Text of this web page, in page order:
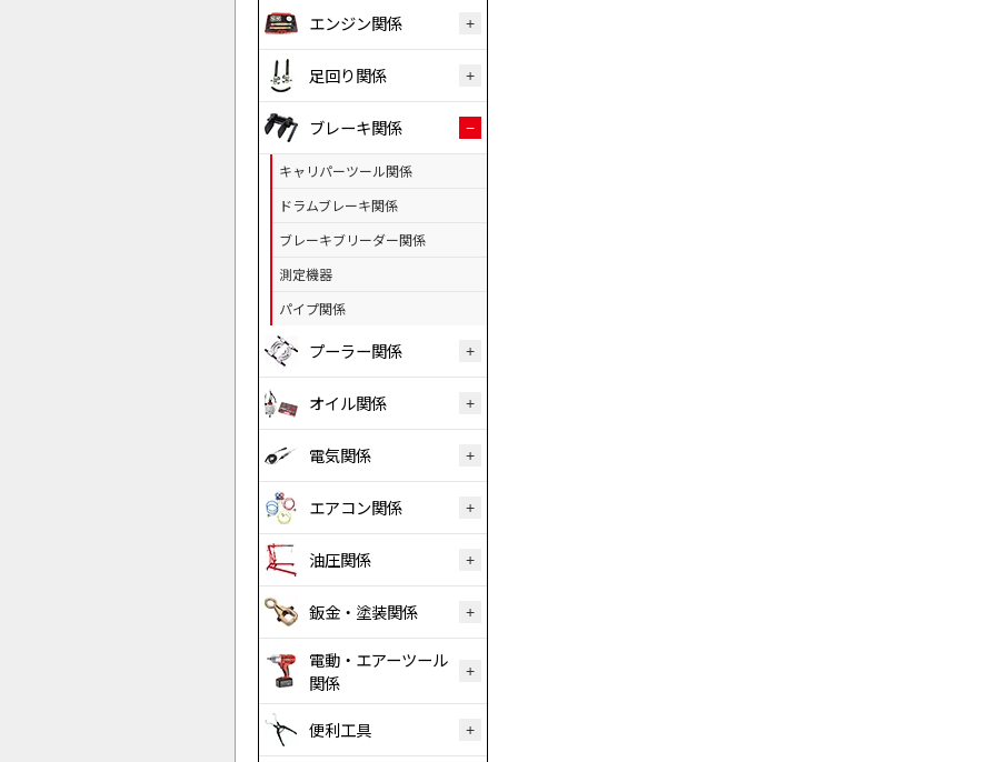
エンジン関係
足回り関係
ブレーキ関係
キャリパーツール関係
ドラムブレーキ関係
ブレーキブリーダー関係
測定機器
パイプ関係
プーラー関係
オイル関係
電気関係
エアコン関係
油圧関係
鈑金・塗装関係
電動・エアーツール
関係
便利工具